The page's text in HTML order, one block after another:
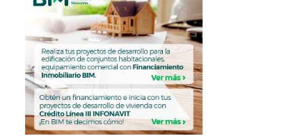
ACCIONES DE VIVIENDA